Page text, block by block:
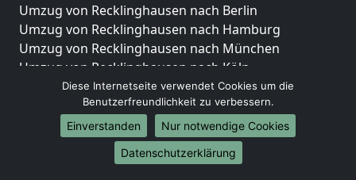
Umzug von Recklinghausen nach Berlin
Umzug von Recklinghausen nach Hamburg
Umzug von Recklinghausen nach München
Umzug von Recklinghausen nach Köln
Umzug von Recklinghausen nach Frankfurt am Main
Umzug von Recklinghausen nach Stuttgart
Umzug von Recklinghausen nach Düsseldorf
Umzug von Recklinghausen nach Leipzig
Umzug von Recklinghausen nach Dortmund
Diese Internetseite verwendet Cookies um die
Benutzerfreundlichkeit zu verbessern.
Einverstanden
Nur notwendige Cookies
Datenschutzerklärung